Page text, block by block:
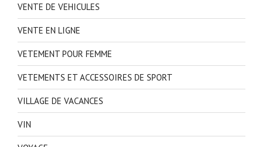
VENTE DE VEHICULES
VENTE EN LIGNE
VETEMENT POUR FEMME
VETEMENTS ET ACCESSOIRES DE SPORT
VILLAGE DE VACANCES
VIN